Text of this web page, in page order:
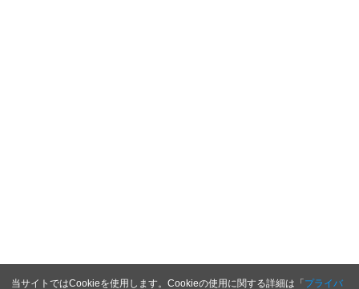
当サイトではCookieを使用します。Cookieの使用に関する詳細は「プライバ